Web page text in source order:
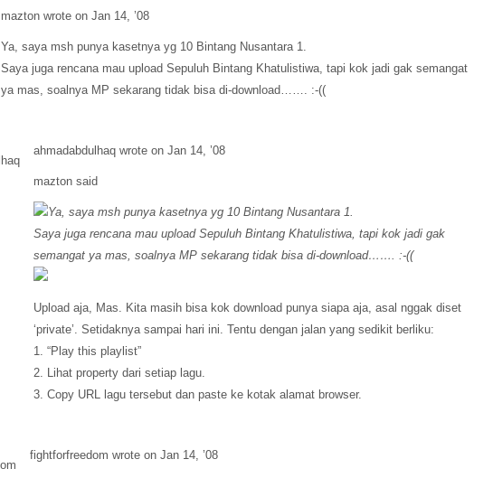
mazton wrote on Jan 14, ’08
Ya, saya msh punya kasetnya yg 10 Bintang Nusantara 1.
Saya juga rencana mau upload Sepuluh Bintang Khatulistiwa, tapi kok jadi gak semangat
ya mas, soalnya MP sekarang tidak bisa di-download……. :-((
ahmadabdulhaq wrote on Jan 14, ’08
mazton said
Ya, saya msh punya kasetnya yg 10 Bintang Nusantara 1.
Saya juga rencana mau upload Sepuluh Bintang Khatulistiwa, tapi kok jadi gak
semangat ya mas, soalnya MP sekarang tidak bisa di-download……. :-((
Upload aja, Mas. Kita masih bisa kok download punya siapa aja, asal nggak diset
‘private’. Setidaknya sampai hari ini. Tentu dengan jalan yang sedikit berliku:
1. “Play this playlist”
2. Lihat property dari setiap lagu.
3. Copy URL lagu tersebut dan paste ke kotak alamat browser.
fightforfreedom wrote on Jan 14, ’08